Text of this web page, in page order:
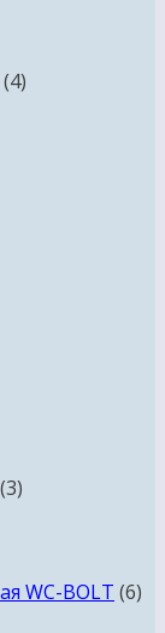
4
3товара
WC-BOLT 66